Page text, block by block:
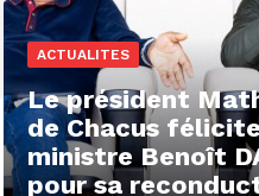
ACTUALITES
Le président
de Chacus
ministre Benoît
pour sa